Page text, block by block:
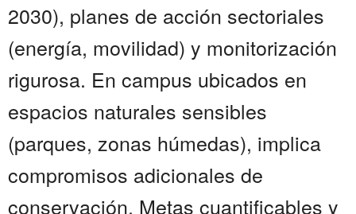
2030), planes de acción sectoriales
(energía, movilidad) y monitorización
rigurosa. En campus ubicados en
espacios naturales sensibles
(parques, zonas húmedas), implica
compromisos adicionales de
conservación. Metas cuantificables y